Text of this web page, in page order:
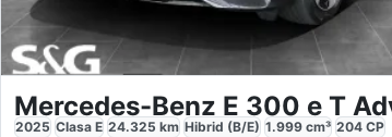
2025 Clasa E 24.325 km Hibrid (B/E) 1.999 cm³ 204 CP